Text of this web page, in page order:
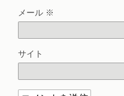
メール ※
サイト